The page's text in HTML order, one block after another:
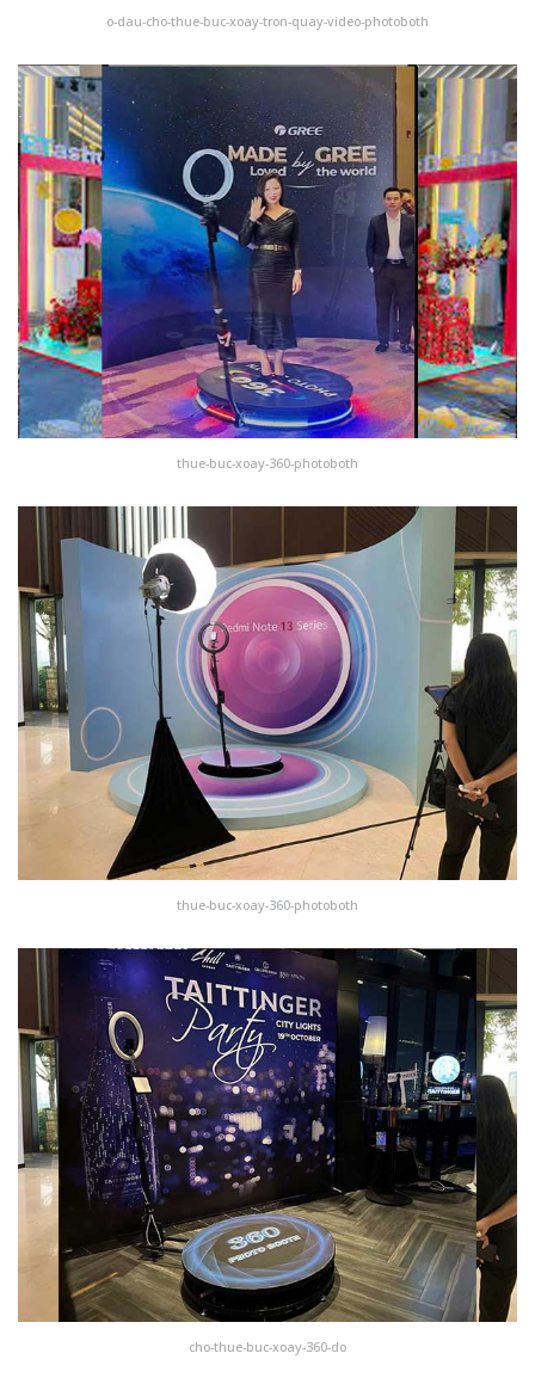
o-dau-cho-thue-buc-xoay-tron-quay-video-photoboth
thue-buc-xoay-360-photoboth
thue-buc-xoay-360-photoboth
cho-thue-buc-xoay-360-do